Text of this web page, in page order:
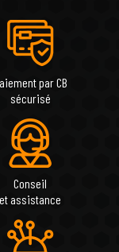
par CB
sécurisé
Conseil
et assistance